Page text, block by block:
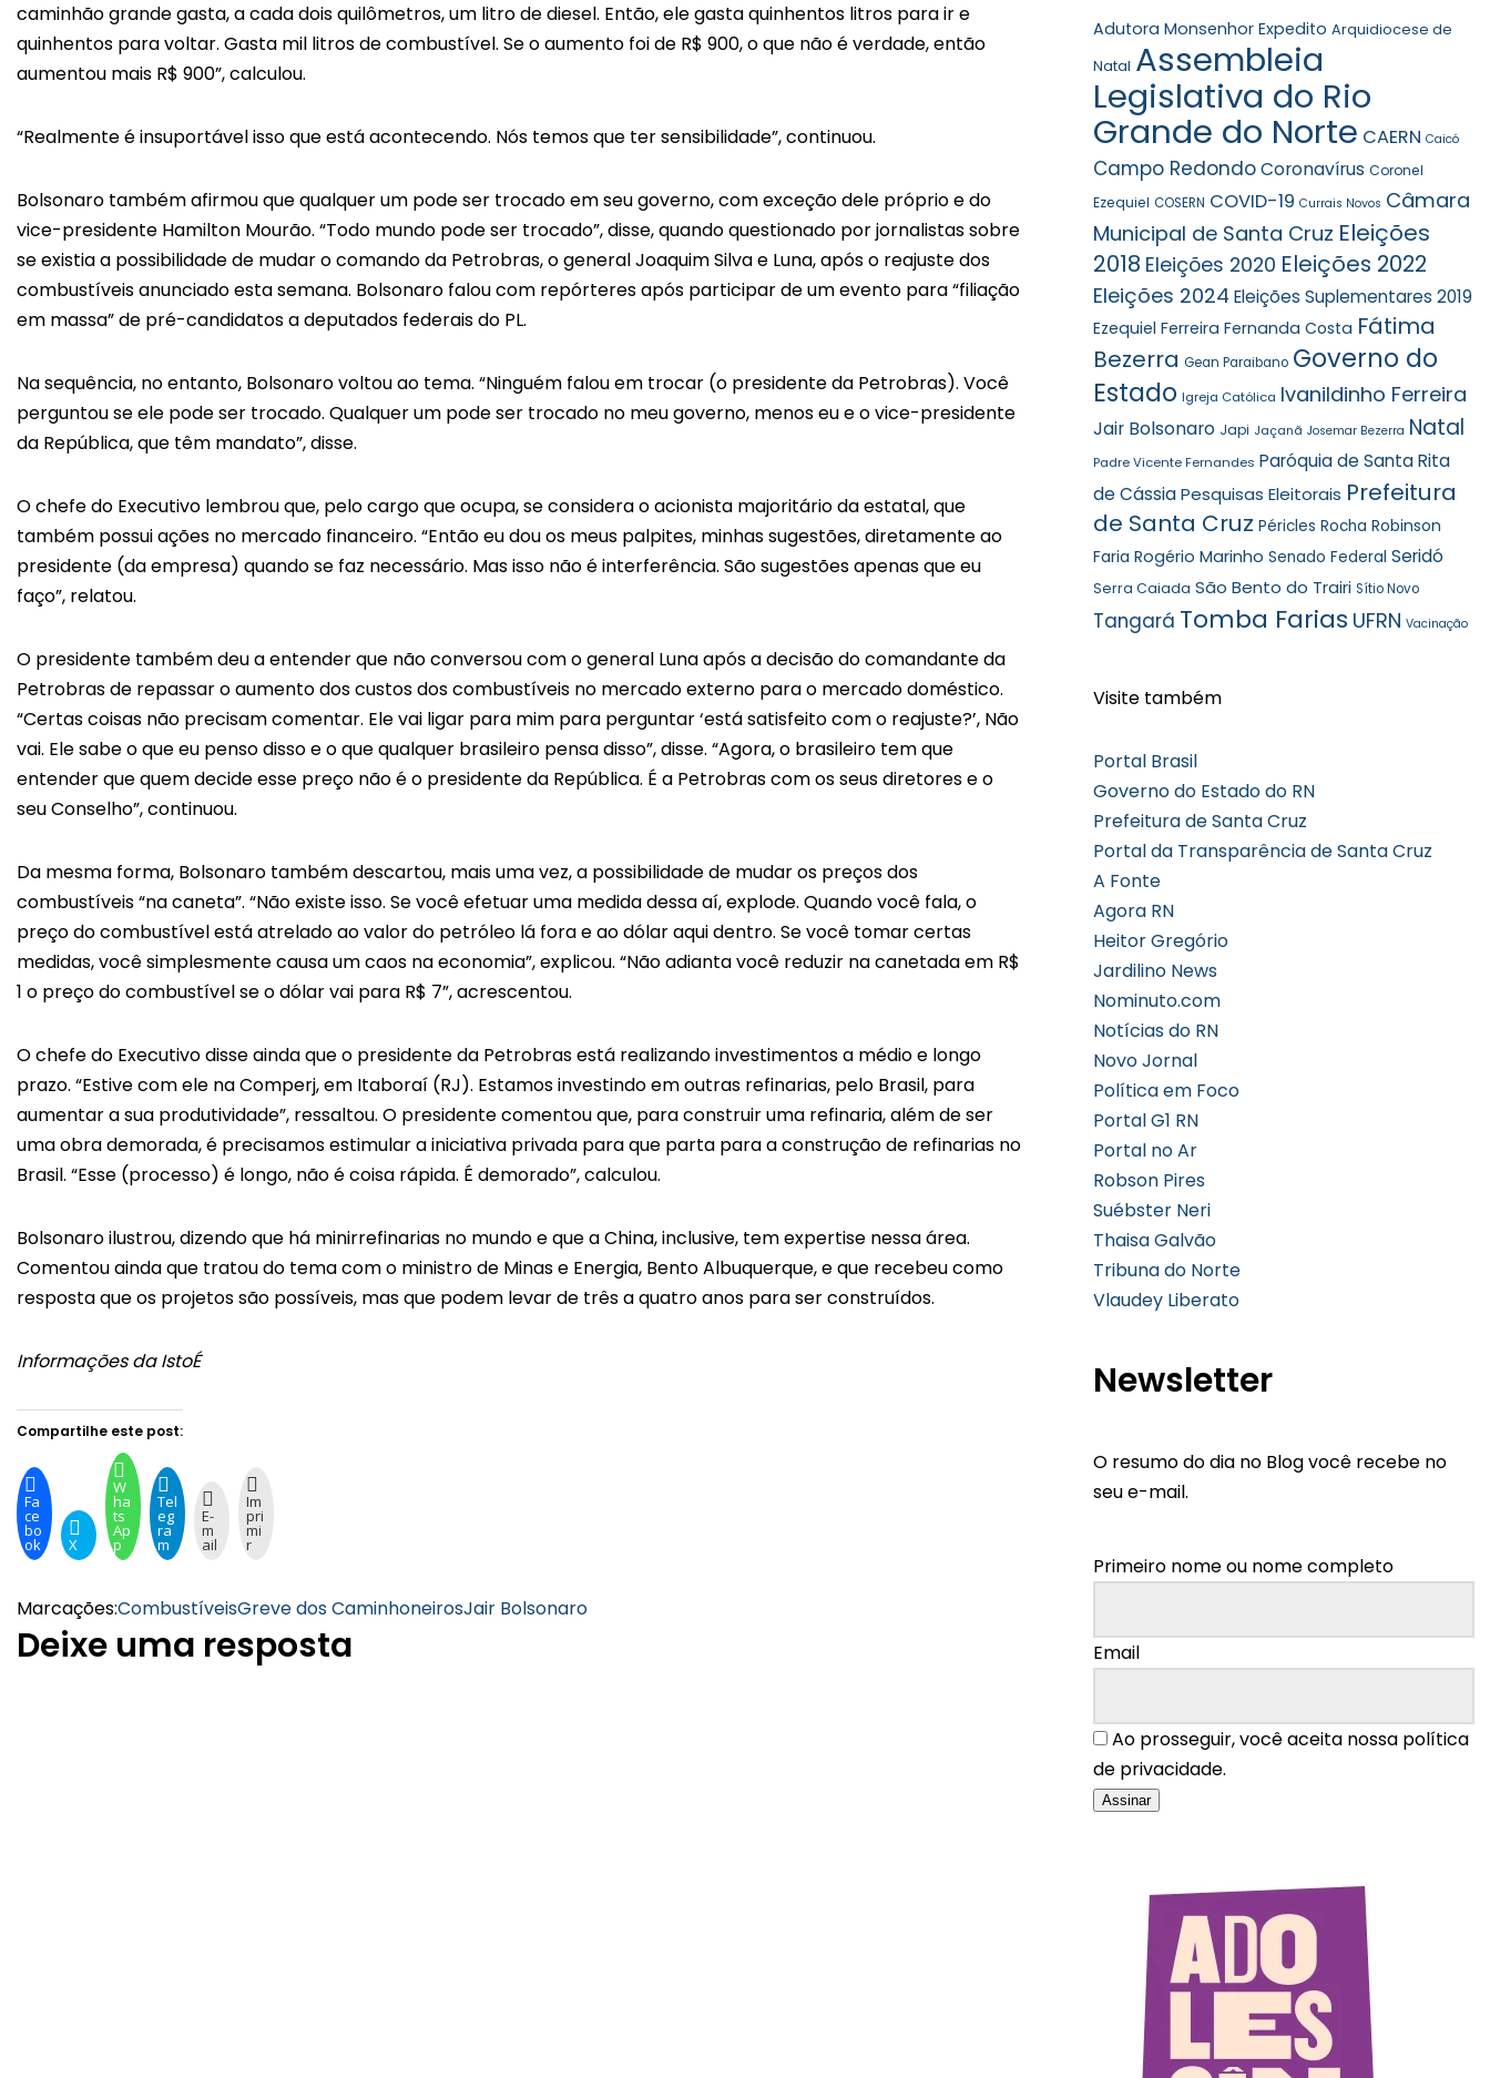
caminhão grande gasta, a cada dois quilômetros, um litro de diesel. Então, ele gasta quinhentos litros para ir e
quinhentos para voltar. Gasta mil litros de combustível. Se o aumento foi de R$ 900, o que não é verdade, então
aumentou mais R$ 900”, calculou.
“Realmente é insuportável isso que está acontecendo. Nós temos que ter sensibilidade”, continuou.
Bolsonaro também afirmou que qualquer um pode ser trocado em seu governo, com exceção dele próprio e do
vice-presidente Hamilton Mourão. “Todo mundo pode ser trocado”, disse, quando questionado por jornalistas sobre
se existia a possibilidade de mudar o comando da Petrobras, o general Joaquim Silva e Luna, após o reajuste dos
combustíveis anunciado esta semana. Bolsonaro falou com repórteres após participar de um evento para “filiação
em massa” de pré-candidatos a deputados federais do PL.
Na sequência, no entanto, Bolsonaro voltou ao tema. “Ninguém falou em trocar (o presidente da Petrobras). Você
perguntou se ele pode ser trocado. Qualquer um pode ser trocado no meu governo, menos eu e o vice-presidente
da República, que têm mandato”, disse.
O chefe do Executivo lembrou que, pelo cargo que ocupa, se considera o acionista majoritário da estatal, que
também possui ações no mercado financeiro. “Então eu dou os meus palpites, minhas sugestões, diretamente ao
presidente (da empresa) quando se faz necessário. Mas isso não é interferência. São sugestões apenas que eu
faço”, relatou.
O presidente também deu a entender que não conversou com o general Luna após a decisão do comandante da
Petrobras de repassar o aumento dos custos dos combustíveis no mercado externo para o mercado doméstico.
“Certas coisas não precisam comentar. Ele vai ligar para mim para perguntar ‘está satisfeito com o reajuste?’, Não
vai. Ele sabe o que eu penso disso e o que qualquer brasileiro pensa disso”, disse. “Agora, o brasileiro tem que
entender que quem decide esse preço não é o presidente da República. É a Petrobras com os seus diretores e o
seu Conselho”, continuou.
Da mesma forma, Bolsonaro também descartou, mais uma vez, a possibilidade de mudar os preços dos
combustíveis “na caneta”. “Não existe isso. Se você efetuar uma medida dessa aí, explode. Quando você fala, o
preço do combustível está atrelado ao valor do petróleo lá fora e ao dólar aqui dentro. Se você tomar certas
medidas, você simplesmente causa um caos na economia”, explicou. “Não adianta você reduzir na canetada em R$
1 o preço do combustível se o dólar vai para R$ 7”, acrescentou.
O chefe do Executivo disse ainda que o presidente da Petrobras está realizando investimentos a médio e longo
prazo. “Estive com ele na Comperj, em Itaboraí (RJ). Estamos investindo em outras refinarias, pelo Brasil, para
aumentar a sua produtividade”, ressaltou. O presidente comentou que, para construir uma refinaria, além de ser
uma obra demorada, é precisamos estimular a iniciativa privada para que parta para a construção de refinarias no
Brasil. “Esse (processo) é longo, não é coisa rápida. É demorado”, calculou.
Bolsonaro ilustrou, dizendo que há minirrefinarias no mundo e que a China, inclusive, tem expertise nessa área.
Comentou ainda que tratou do tema com o ministro de Minas e Energia, Bento Albuquerque, e que recebeu como
resposta que os projetos são possíveis, mas que podem levar de três a quatro anos para ser construídos.
Informações da IstoÉ
Compartilhe este post:
Fa
ce
bo
ok X
W
ha
ts
Ap
p
Tel
eg
ra
m
E-
m
ail
Im
pri
mi
r
Marcações:CombustíveisGreve dos CaminhoneirosJair Bolsonaro
Deixe uma resposta
Adutora Monsenhor Expedito Arquidiocese de
Natal Assembleia
Legislativa do Rio
Grande do Norte CAERN Caicó
Campo Redondo Coronavírus Coronel
Ezequiel COSERN COVID-19 Currais Novos Câmara
Municipal de Santa Cruz Eleições
2018 Eleições 2020 Eleições 2022
Eleições 2024 Eleições Suplementares 2019
Ezequiel Ferreira Fernanda Costa Fátima
Bezerra Gean Paraibano Governo do
Estado Igreja Católica Ivanildinho Ferreira
Jair Bolsonaro Japi Jaçanã Josemar Bezerra Natal
Padre Vicente Fernandes Paróquia de Santa Rita
de Cássia Pesquisas Eleitorais Prefeitura
de Santa Cruz Péricles Rocha Robinson
Faria Rogério Marinho Senado Federal Seridó
Serra Caiada São Bento do Trairi Sítio Novo
Tangará Tomba Farias UFRN Vacinação
Visite também
Portal Brasil
Governo do Estado do RN
Prefeitura de Santa Cruz
Portal da Transparência de Santa Cruz
A Fonte
Agora RN
Heitor Gregório
Jardilino News
Nominuto.com
Notícias do RN
Novo Jornal
Política em Foco
Portal G1 RN
Portal no Ar
Robson Pires
Suébster Neri
Thaisa Galvão
Tribuna do Norte
Vlaudey Liberato
Newsletter
O resumo do dia no Blog você recebe no
seu e-mail.
Primeiro nome ou nome completo
Email
Ao prosseguir, você aceita nossa política
de privacidade.